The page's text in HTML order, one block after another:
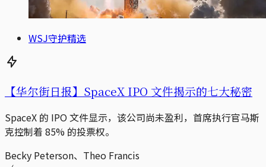
WSJ守护精选
【华尔街日报】SpaceX IPO 文件揭示的七大秘密
SpaceX 的 IPO 文件显示，该公司尚未盈利，首席执行官马斯
克控制着 85% 的投票权。
Becky Peterson、Theo Francis